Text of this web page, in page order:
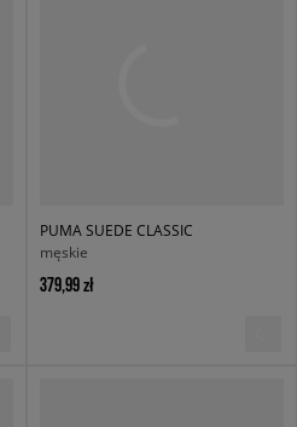
PUMA SUEDE CLASSIC
męskie
379,99 zł